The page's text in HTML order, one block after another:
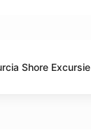
Shore Excursie